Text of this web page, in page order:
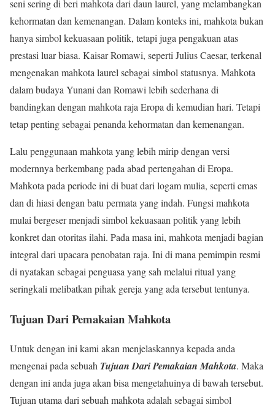
seni sering di beri mahkota dari daun laurel, yang melambangkan
kehormatan dan kemenangan. Dalam konteks ini, mahkota bukan
hanya simbol kekuasaan politik, tetapi juga pengakuan atas
prestasi luar biasa. Kaisar Romawi, seperti Julius Caesar, terkenal
mengenakan mahkota laurel sebagai simbol statusnya. Mahkota
dalam budaya Yunani dan Romawi lebih sederhana di
bandingkan dengan mahkota raja Eropa di kemudian hari. Tetapi
tetap penting sebagai penanda kehormatan dan kemenangan.
Lalu penggunaan mahkota yang lebih mirip dengan versi
modernnya berkembang pada abad pertengahan di Eropa.
Mahkota pada periode ini di buat dari logam mulia, seperti emas
dan di hiasi dengan batu permata yang indah. Fungsi mahkota
mulai bergeser menjadi simbol kekuasaan politik yang lebih
konkret dan otoritas ilahi. Pada masa ini, mahkota menjadi bagian
integral dari upacara penobatan raja. Ini di mana pemimpin resmi
di nyatakan sebagai penguasa yang sah melalui ritual yang
seringkali melibatkan pihak gereja yang ada tersebut tentunya.
Tujuan Dari Pemakaian Mahkota
Untuk dengan ini kami akan menjelaskannya kepada anda
mengenai pada sebuah Tujuan Dari Pemakaian Mahkota. Maka
dengan ini anda juga akan bisa mengetahuinya di bawah tersebut.
Tujuan utama dari sebuah mahkota adalah sebagai simbol